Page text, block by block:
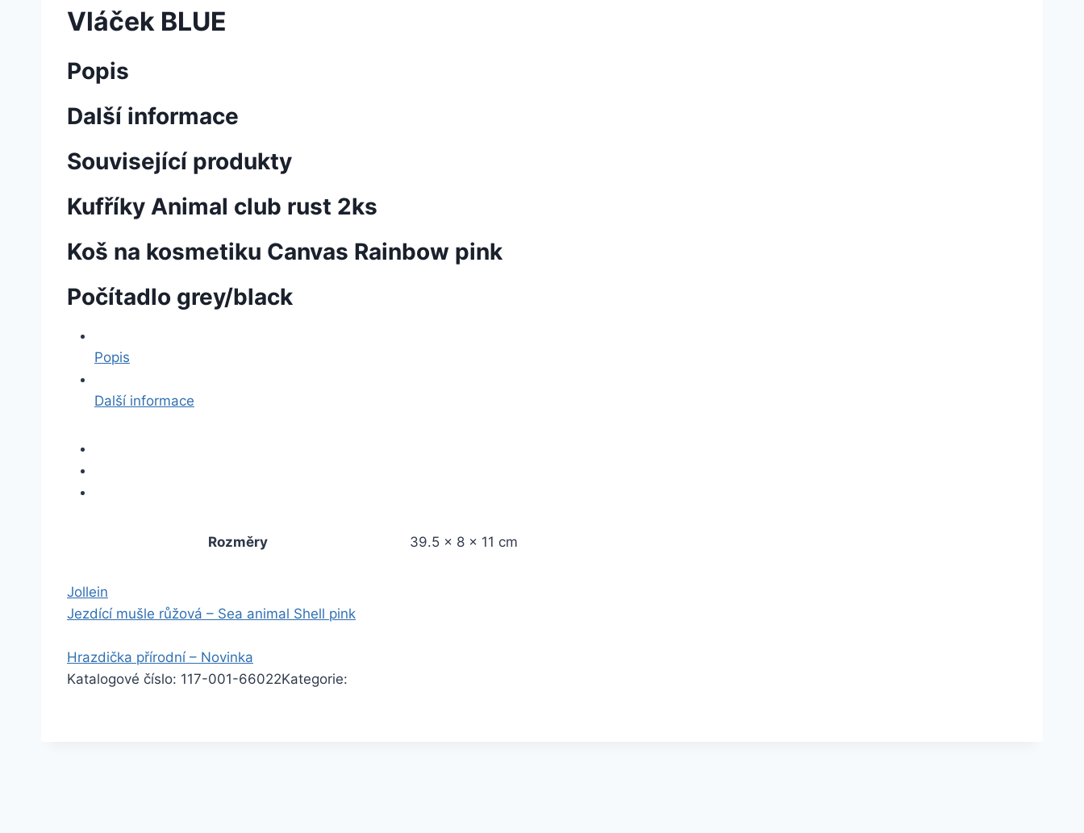
Vláček BLUE
Popis
Další informace
Související produkty
Kufříky Animal club rust 2ks
Koš na kosmetiku Canvas Rainbow pink
Počítadlo grey/black
Popis
Další informace
Rozměry 39.5 × 8 × 11 cm
Jollein
Jezdící mušle růžová – Sea animal Shell pink
Hrazdička přírodní – Novinka
Katalogové číslo: 117-001-66022Kategorie: